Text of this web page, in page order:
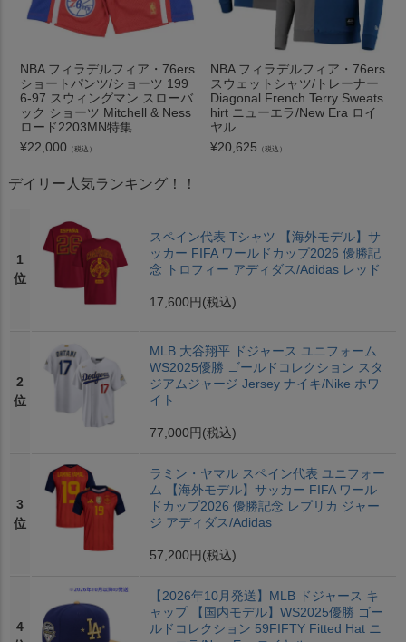
NBA フィラデルフィア・76ers
ショートパンツ/ショーツ 199
6-97 スウィングマン スローバ
ック ショーツ Mitchell & Ness
ロード2203MN特集
¥22,000 （税込）
NBA フィラデルフィア・76ers
スウェットシャツ/トレーナー
Diagonal French Terry Sweats
hirt ニューエラ/New Era ロイ
ヤル
¥20,625 （税込）
デイリー人気ランキング！！
1
位
スペイン代表 Tシャツ 【海外モデル】サ
ッカー FIFA ワールドカップ2026 優勝記
念 トロフィー アディダス/Adidas レッド
17,600円 (税込)
2
位
MLB 大谷翔平 ドジャース ユニフォーム
WS2025優勝 ゴールドコレクション スタ
ジアムジャージ Jersey ナイキ/Nike ホワ
イト
77,000円 (税込)
3
位
ラミン・ヤマル スペイン代表 ユニフォー
ム 【海外モデル】サッカー FIFA ワール
ドカップ2026 優勝記念 レプリカ ジャー
ジ アディダス/Adidas
57,200円 (税込)
4
【2026年10月発送】MLB ドジャース キ
ャップ 【国内モデル】WS2025優勝 ゴー
ルドコレクション 59FIFTY Fitted Hat ニ